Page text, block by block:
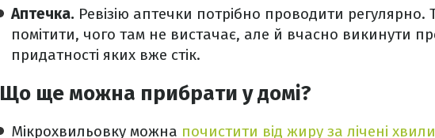
Аптечка. Ревізію аптечки потрібно проводити
помітити, чого там не вистачає, але й вчасно викинути
придатності яких вже стік.
Що ще можна прибрати у домі?
Мікрохвильовку можна почистити від жиру за лічені